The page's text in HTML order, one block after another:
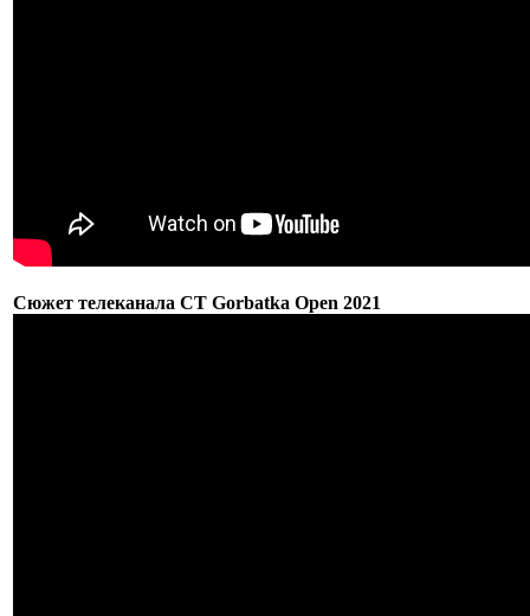
Сюжет телеканала СТ Gorbatka Open 2021